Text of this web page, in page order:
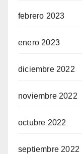
febrero 2023
enero 2023
diciembre 2022
noviembre 2022
octubre 2022
septiembre 2022